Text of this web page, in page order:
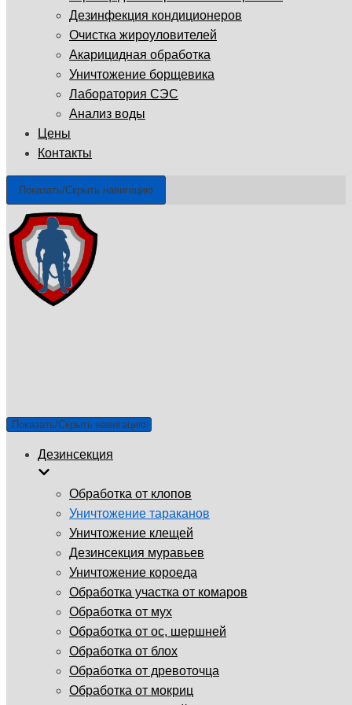
Дезинфекция кондиционеров
Очистка жироуловителей
Акарицидная обработка
Уничтожение борщевика
Лаборатория СЭС
Анализ воды
Цены
Контакты
Показать/Скрыть навигацию
Показать/Скрыть навигацию
Дезинсекция
Обработка от клопов
Уничтожение тараканов
Уничтожение клещей
Дезинсекция муравьев
Уничтожение короеда
Обработка участка от комаров
Обработка от мух
Обработка от ос, шершней
Обработка от блох
Обработка от древоточца
Обработка от мокриц